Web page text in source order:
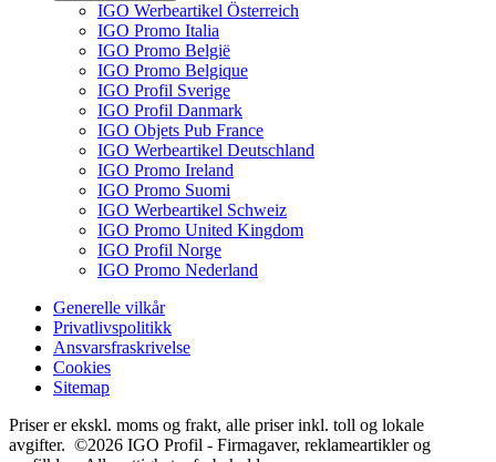
IGO Werbeartikel Österreich
IGO Promo Italia
IGO Promo België
IGO Promo Belgique
IGO Profil Sverige
IGO Profil Danmark
IGO Objets Pub France
IGO Werbeartikel Deutschland
IGO Promo Ireland
IGO Promo Suomi
IGO Werbeartikel Schweiz
IGO Promo United Kingdom
IGO Profil Norge
IGO Promo Nederland
Generelle vilkår
Privatlivspolitikk
Ansvarsfraskrivelse
Cookies
Sitemap
Priser er ekskl. moms og frakt, alle priser inkl. toll og lokale
avgifter. ©2026 IGO Profil - Firmagaver, reklameartikler og